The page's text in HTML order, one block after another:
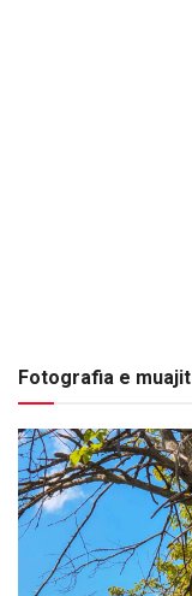
Fotografia e muajit